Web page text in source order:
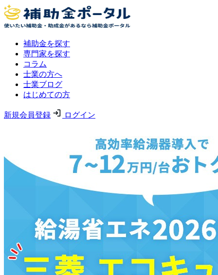
補助金を探す
専門家を探す
コラム
士業の方へ
士業ブログ
はじめての方
新規会員登録 ログイン